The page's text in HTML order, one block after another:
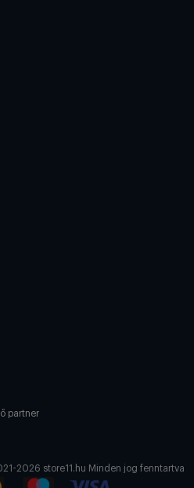
partner
2026 store11.hu Minden jog fenntartva